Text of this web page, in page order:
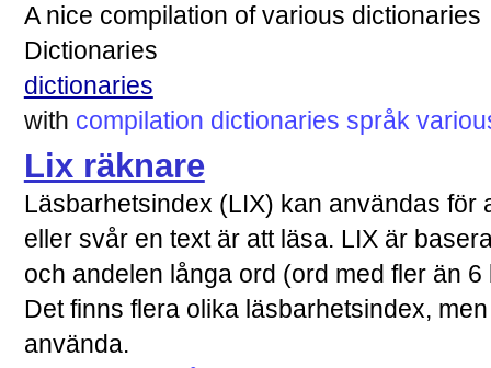
A nice compilation of various dictionaries
Dictionaries
dictionaries
with compilation dictionaries språk
Lix räknare
Läsbarhetsindex (LIX) kan användas för
eller svår en text är att läsa. LIX är
och andelen långa ord (ord med fler än
Det finns flera olika läsbarhetsindex,
använda.